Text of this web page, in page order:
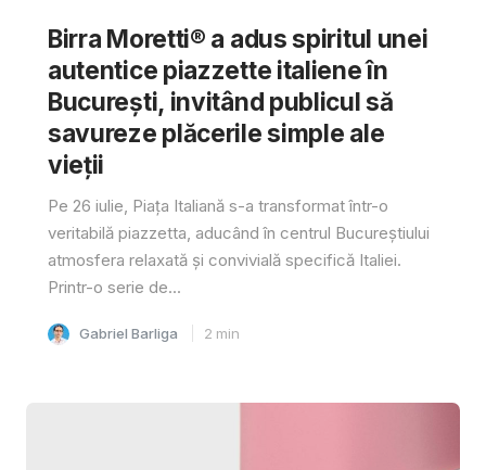
Birra Moretti® a adus spiritul unei
autentice piazzette italiene în
București, invitând publicul să
savureze plăcerile simple ale
vieții
Pe 26 iulie, Piața Italiană s-a transformat într-o
veritabilă piazzetta, aducând în centrul Bucureștiului
atmosfera relaxată și convivială specifică Italiei.
Printr-o serie de...
Gabriel Barliga 2 min